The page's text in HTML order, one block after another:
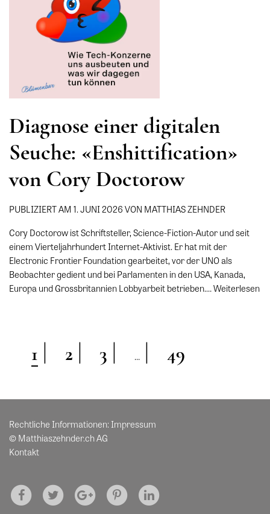
Diagnose einer digitalen
Seuche: «Enshittification»
von Cory Doctorow
PUBLIZIERT AM 1. JUNI 2026 VON MATTHIAS ZEHNDER
Cory Doctorow ist Schriftsteller, Science-Fiction-Autor und seit
einem Vierteljahrhundert Internet-Aktivist. Er hat mit der
Electronic Frontier Foundation gearbeitet, vor der UNO als
Beobachter gedient und bei Parlamenten in den USA, Kanada,
Europa und Grossbritannien Lobbyarbeit betrieben.…Weiterlesen
1 2 3 … 49
Rechtliche Informationen: Impressum
© Matthiaszehnder.ch AG
Kontakt